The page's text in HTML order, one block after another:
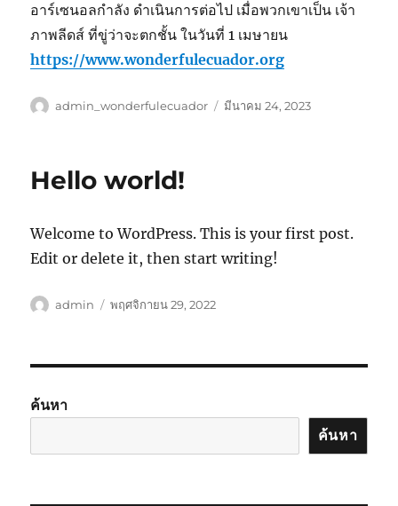
อาร์เซนอลกำลัง ดำเนินการต่อไป เมื่อพวกเขาเป็น เจ้า
ภาพลีดส์ ที่ขู่ว่าจะตกชั้น ในวันที่ 1 เมษายน
https://www.wonderfulecuador.org
ผู้
admin_wonderfulecuador
เขียน
มีนาคม 24, 2023
Hello world!
Welcome to WordPress. This is your first post.
Edit or delete it, then start writing!
ผู้
admin
เขียน
พฤศจิกายน 29, 2022
ค้นหา
ค้นหา